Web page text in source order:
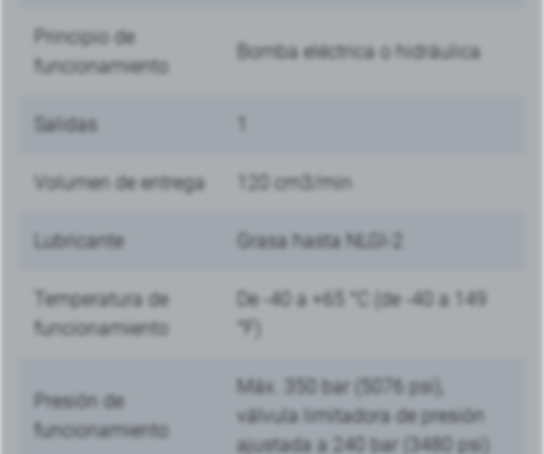
Principio de
funcionamiento
Bomba eléctrica o hidráulica
Salidas
Volumen de entrega 120 cm3/min
Lubricante Grasa hasta NLGI-2
Temperatura de
funcionamiento
De -40 a +65 °C (de -40 a 149
°F)
Presión de
funcionamiento
Máx. 350 bar (5076 psi),
válvula limitadora de presión
ajustada a 240 bar (3480 psi)